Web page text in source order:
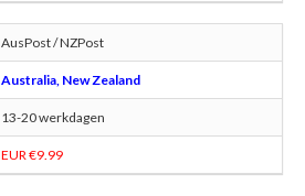
AusPost / NZPost
Australia, New Zealand
13-20 werkdagen
EUR €9.99